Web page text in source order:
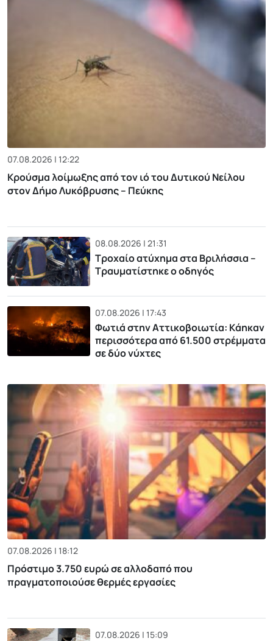
07.08.2026 | 12:22
Κρούσμα λοίμωξης από τον ιό του Δυτικού Νείλου
στον Δήμο Λυκόβρυσης – Πεύκης
08.08.2026 | 21:31
Τροχαίο ατύχημα στα Βριλήσσια –
Τραυματίστηκε ο οδηγός
07.08.2026 | 17:43
Φωτιά στην Αττικοβοιωτία: Kάηκαν
περισσότερα από 61.500 στρέμματα
σε δύο νύχτες
07.08.2026 | 18:12
Πρόστιμο 3.750 ευρώ σε αλλοδαπό που
πραγματοποιούσε θερμές εργασίες
07.08.2026 | 15:09